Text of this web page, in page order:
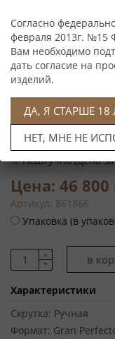
Цена: 3 900
Артикул: 861866
Поштучно (цена за
Цена: 46 800
Артикул: 861866
Упаковка (в
Характеристики
Скрутка: Ручная
Формат: Gran
Согласно
февраля 2013г. №15
Вам необходимо
дать согласие на
изделий.
ДА, Я СТАРШЕ 18
НЕТ, МНЕ НЕ